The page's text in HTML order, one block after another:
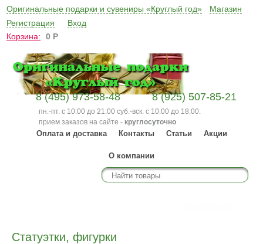
Оригинальные подарки и сувениры «Круглый год»
Магазин
Регистрация
Вход
Корзина:
0 Р
8 (495) 973-58-48 8 (925) 507-85-21
пн.-пт. с 10:00 до 21:00 суб.-вск. с 10:00 до 18:00.
прием заказов на сайте - круглосуточно
Оплата и доставка Контакты Статьи Акции
О компании
Статуэтки, фигурки